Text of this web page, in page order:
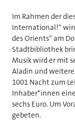
Im Rahmen der
International!“
des Orients“ am
Stadtbibliothek
Musik wird er mit
Aladin und
1001 Nacht zum
Inhaber*innen
sechs Euro. Um
gebeten.